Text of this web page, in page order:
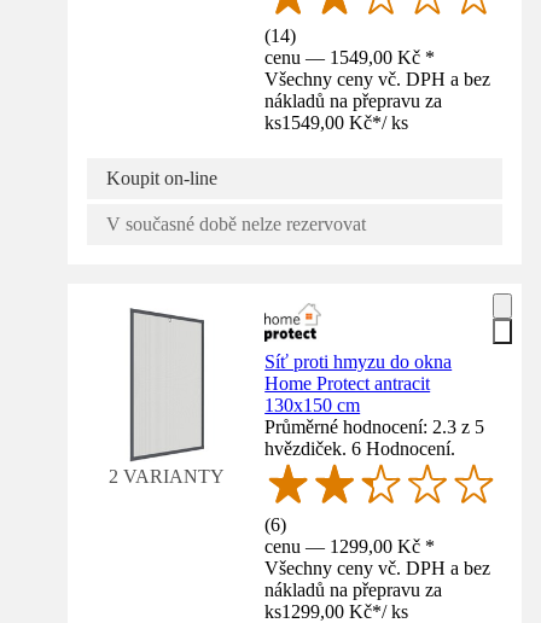
(14)
cenu — 1549,00 Kč *
Všechny ceny vč. DPH a bez
nákladů na přepravu za
ks1549,00 Kč*/ ks
Koupit on-line
V současné době nelze rezervovat
2 VARIANTY
Síť proti hmyzu do okna
Home Protect antracit
130x150 cm
Průměrné hodnocení: 2.3 z 5
hvězdiček. 6 Hodnocení.
(6)
cenu — 1299,00 Kč *
Všechny ceny vč. DPH a bez
nákladů na přepravu za
ks1299,00 Kč*/ ks